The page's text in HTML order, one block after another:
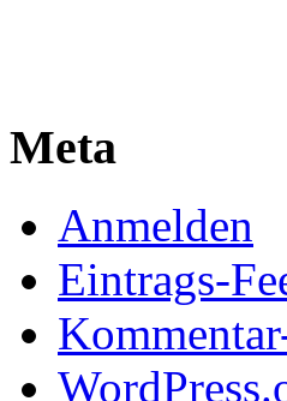
Meta
Anmelden
Eintrags-